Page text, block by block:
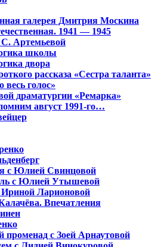
галерея Дмитрия Москина
1941 — 1945
С. Артемьевой
школы
двора
рассказа «Сестра таланта»
весь голос»
драматургии «Ремарка»
август 1991-го…
с Юлией Свинцовой
с Юлией Утышевой
Ларионовой
Впечатления
променад с Зоей Арнаутовой